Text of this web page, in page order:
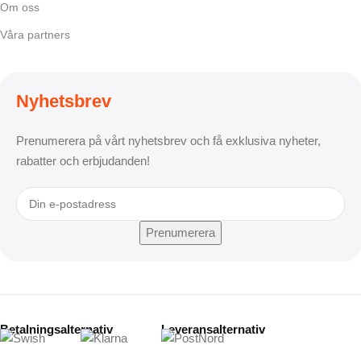
Om oss
Våra partners
Nyhetsbrev
Prenumerera på vårt nyhetsbrev och få exklusiva nyheter,
rabatter och erbjudanden!
Betalningsalternativ Leveransalternativ